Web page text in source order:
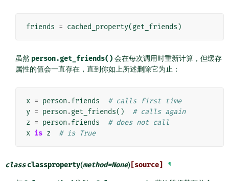
friends = cached_property(get_friends )
虽然 person.get_friends() 会在每次调用时重新计算，但缓存
属性的值会一直存在，直到你如上所述删除它为止：
x = person .friends
# calls first time
y = person .get_friends()
# calls again
z = person .friends
# does not call
x is z # is True
class classproperty(method=None) [source] ¶